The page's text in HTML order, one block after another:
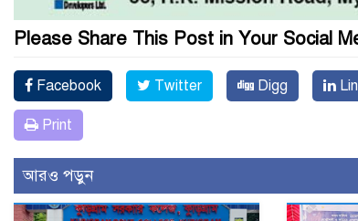
Please Share This Post in Your Social
Facebook Twitter Digg
Print
আরও পড়ুন